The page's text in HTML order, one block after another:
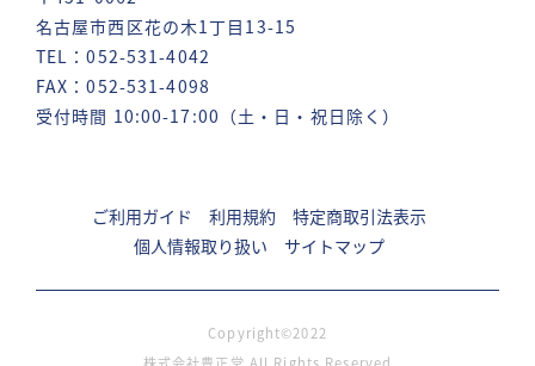
名古屋市西区花の木1丁目13-15
TEL：052-531-4042
FAX：052-531-4098
受付時間 10:00-17:00（土・日・祝日除く）
ご利用ガイド 利用規約
特定商取引法表示
個人情報取り扱い
サイトマップ
Copyright©2022
株式会社豊正堂 All Rights Reserved